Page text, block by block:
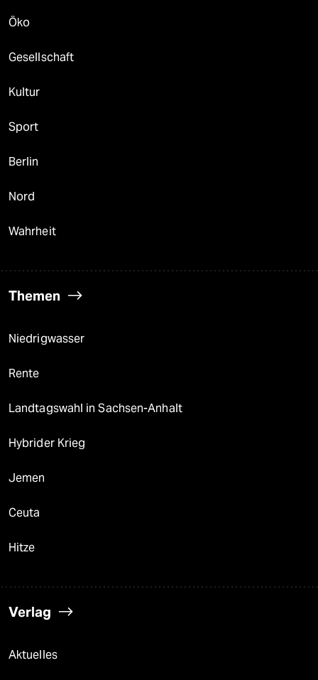
Öko
Gesellschaft
Kultur
Sport
Berlin
Nord
Wahrheit
Themen
Niedrigwasser
Rente
Landtagswahl in Sachsen-Anhalt
Hybrider Krieg
Jemen
Ceuta
Hitze
Verlag
Aktuelles